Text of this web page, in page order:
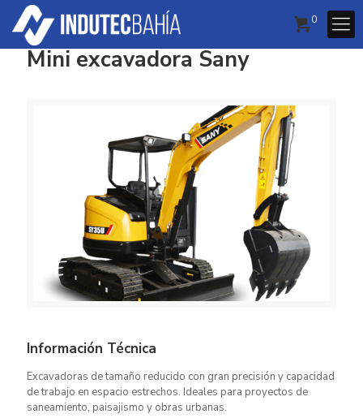
0
Mini excavadora Sany
Información Técnica
Excavadoras de tamaño reducido con gran precisión y capacidad
de trabajo en espacio estrechos. Ideales para proyectos de
saneamiento, paisajismo y obras urbanas.